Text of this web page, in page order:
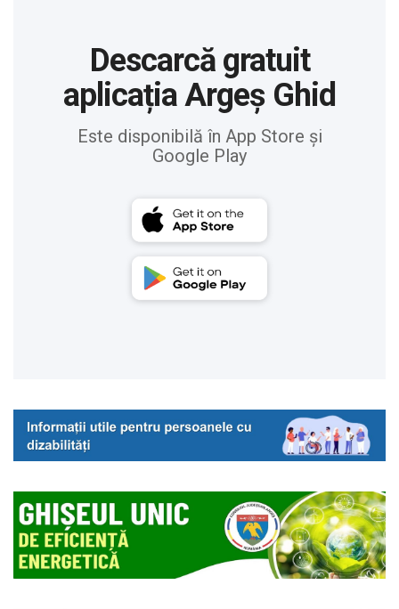
Descarcă gratuit
aplicația Argeș Ghid
Este disponibilă în App Store și
Google Play